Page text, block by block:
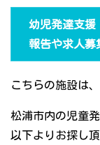
幼児発達支援
報告や求人募
こちらの施設は
松浦市内の児童
以下よりお探し頂